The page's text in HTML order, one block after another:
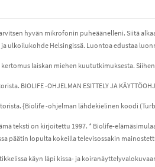
hyvän mikrofonin puheäänelleni. Siitä
ulkoilukohde Helsingissä. Luontoa edustaa
laiskan miehen kuututkimuksesta.
-OHJELMAN ESITTELY JA
{Biolife -ohjelman lähdekielinen koodi
teksti on kirjoitettu 1997. * Biolife-
päätin lopulta kokeilla televisossakin
käyn läpi kissa- ja